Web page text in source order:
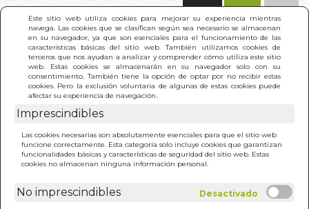
Este sitio web utiliza cookies para mejorar su experiencia mientras
navega. Las cookies que se clasifican según sea necesario se almacenan
en su navegador, ya que son esenciales para el funcionamiento de las
características básicas del sitio web. También utilizamos cookies de
terceros que nos ayudan a analizar y comprender cómo utiliza este sitio
web. Estas cookies se almacenarán en su navegador solo con su
consentimiento. También tiene la opción de optar por no recibir estas
cookies. Pero la exclusión voluntaria de algunas de estas cookies puede
afectar su experiencia de navegación.
Imprescindibles
Las cookies necesarias son absolutamente esenciales para que el sitio web
funcione correctamente. Esta categoría solo incluye cookies que garantizan
funcionalidades básicas y características de seguridad del sitio web. Estas
cookies no almacenan ninguna información personal.
No imprescindibles
INICIO > CRIMEN Y CASTIGO (PIEL)